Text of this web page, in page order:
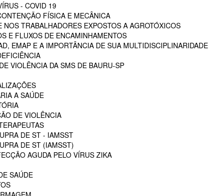
- COVID 19
FÍSICA E MECÂNICA
TRABALHADORES EXPOSTOS A AGROTÓXICOS
E FLUXOS DE ENCAMINHAMENTOS
EMAP E A IMPORTÂNCIA DE SUA MULTIDISCIPLINARIDADE
VIOLÊNCIA DA SMS DE BAURU-SP
A SAÚDE
DE VIOLÊNCIA
DE ST - IAMSST
DE ST (IAMSST)
AGUDA PELO VÍRUS ZIKA
SAÚDE